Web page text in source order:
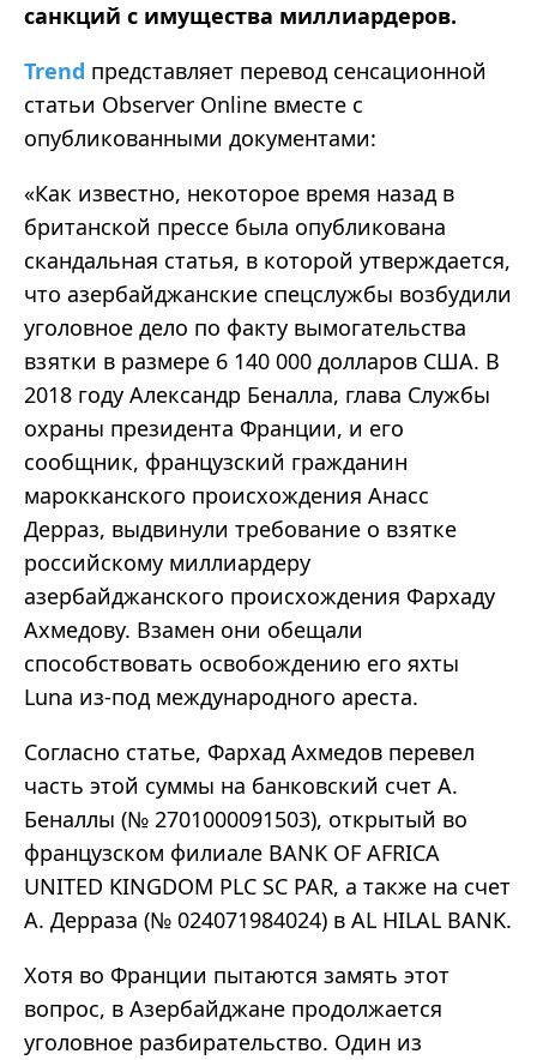
санкций с имущества миллиардеров.
Trend представляет перевод сенсационной
статьи Observer Online вместе с
опубликованными документами:
«Как известно, некоторое время назад в
британской прессе была опубликована
скандальная статья, в которой утверждается,
что азербайджанские спецслужбы возбудили
уголовное дело по факту вымогательства
взятки в размере 6 140 000 долларов США. В
2018 году Александр Беналла, глава Службы
охраны президента Франции, и его
сообщник, французский гражданин
марокканского происхождения Анасс
Дерраз, выдвинули требование о взятке
российскому миллиардеру
азербайджанского происхождения Фархаду
Ахмедову. Взамен они обещали
способствовать освобождению его яхты
Luna из-под международного ареста.
Согласно статье, Фархад Ахмедов перевел
часть этой суммы на банковский счет А.
Беналлы (№ 2701000091503), открытый во
французском филиале BANK OF AFRICA
UNITED KINGDOM PLC SC PAR, а также на счет
А. Дерраза (№ 024071984024) в AL HILAL BANK.
Хотя во Франции пытаются замять этот
вопрос, в Азербайджане продолжается
уголовное разбирательство. Один из